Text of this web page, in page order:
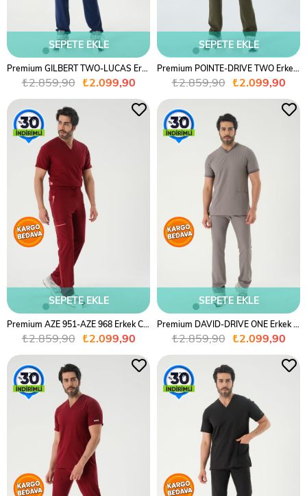
SEPETE EKLE
₺2.099,90
₺2.859,90
SEPETE EKLE
₺2.099,90
₺2.859,90
SEPETE EKLE
₺2.099,90
₺2.859,90
%27
SEPETE EKLE
₺2.099,90
₺2.859,90
%27
%27 %27